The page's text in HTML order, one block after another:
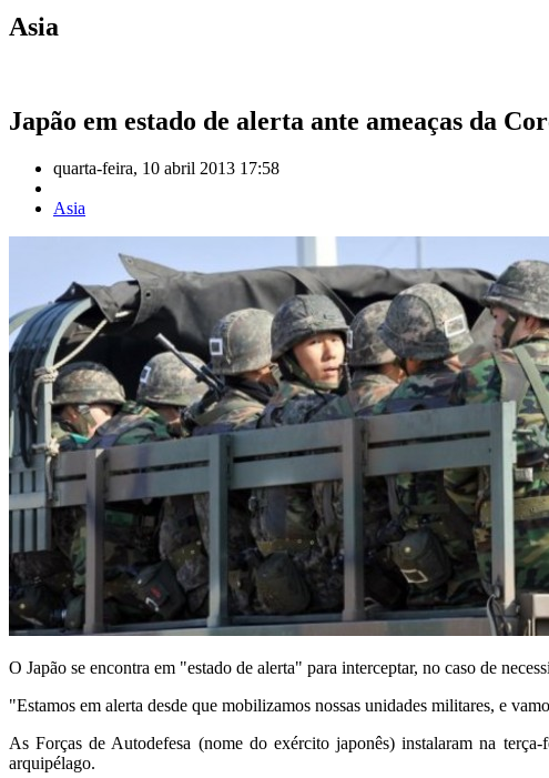
Asia
Japão em estado de alerta ante ameaças da
quarta-feira, 10 abril 2013 17:58
Asia
O Japão se encontra em "estado de alerta" para interceptar, no caso de
"Estamos em alerta desde que mobilizamos nossas unidades militares, e
As Forças de Autodefesa (nome do exército japonês) instalaram na
arquipélago.